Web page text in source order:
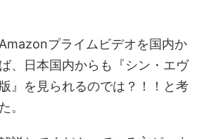
プライムビデオを国内か
、日本国内からも『シン・エヴ
』を見られるのでは？！！と考
。